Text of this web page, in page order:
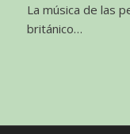
La música de las
británico…